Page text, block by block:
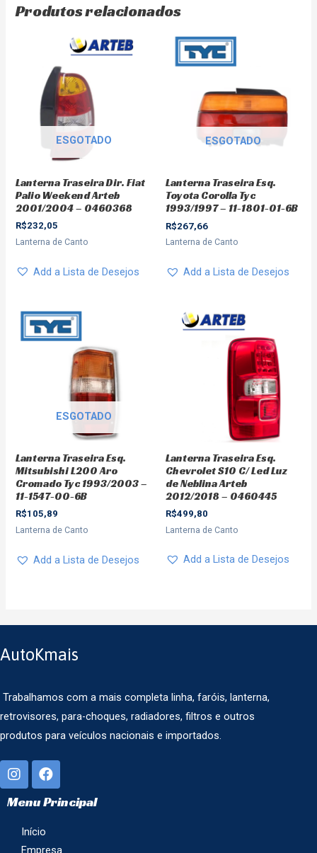
Produtos relacionados
ESGOTADO
Lanterna Traseira Dir. Fiat
Palio Weekend Arteb
2001/2004 – 0460368
R$232,05
Lanterna de Canto
Add a Lista de Desejos
ESGOTADO
Lanterna Traseira Esq.
Toyota Corolla Tyc
1993/1997 – 11-1801-01-6B
R$267,66
Lanterna de Canto
Add a Lista de Desejos
ESGOTADO
Lanterna Traseira Esq.
Mitsubishi L200 Aro
Cromado Tyc 1993/2003 –
11-1547-00-6B
R$105,89
Lanterna de Canto
Add a Lista de Desejos
Lanterna Traseira Esq.
Chevrolet S10 C/ Led Luz
de Neblina Arteb
2012/2018 – 0460445
R$499,80
Lanterna de Canto
Add a Lista de Desejos
AutoKmais
Trabalhamos com a mais completa linha, faróis, lanterna,
retrovisores, para-choques, radiadores, filtros e outros
produtos para veículos nacionais e importados.
Menu Principal
Início
Empresa